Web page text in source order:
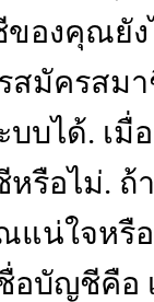
องคุณยั
มัครสมา
บบได้. เ
รือไม่.
แน่ใจหรื
อบัญชีคือ